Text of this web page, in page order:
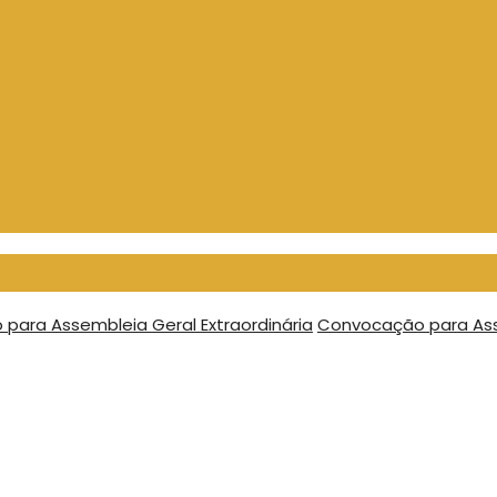
Assembleia Geral Extraordinária Convocação para